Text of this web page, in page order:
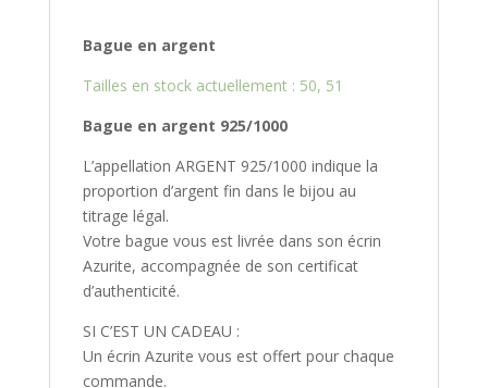
Bague en argent
Tailles en stock actuellement : 50, 51
Bague en argent 925/1000
L’appellation ARGENT 925/1000 indique la
proportion d’argent fin dans le bijou au
titrage légal.
Votre bague vous est livrée dans son écrin
Azurite, accompagnée de son certificat
d’authenticité.
SI C’EST UN CADEAU :
Un écrin Azurite vous est offert pour chaque
commande.